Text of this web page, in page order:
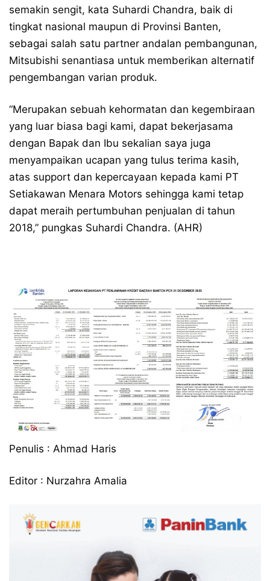
semakin sengit, kata Suhardi Chandra, baik di
tingkat nasional maupun di Provinsi Banten,
sebagai salah satu partner andalan pembangunan,
Mitsubishi senantiasa untuk memberikan alternatif
pengembangan varian produk.
“Merupakan sebuah kehormatan dan kegembiraan
yang luar biasa bagi kami, dapat bekerjasama
dengan Bapak dan Ibu sekalian saya juga
menyampaikan ucapan yang tulus terima kasih,
atas support dan kepercayaan kepada kami PT
Setiakawan Menara Motors sehingga kami tetap
dapat meraih pertumbuhan penjualan di tahun
2018,” pungkas Suhardi Chandra. (AHR)
Penulis : Ahmad Haris
Editor : Nurzahra Amalia